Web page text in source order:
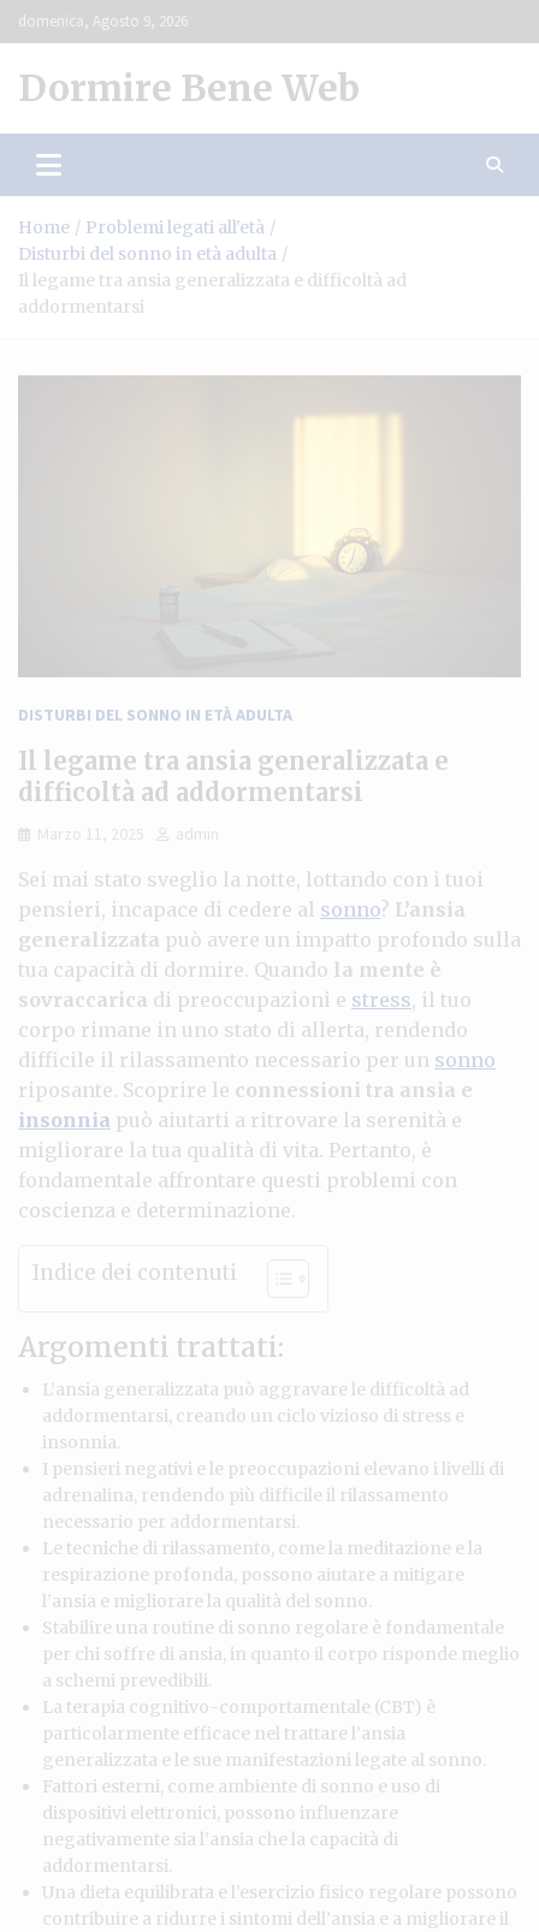
Skip
to
domenica, Agosto 9, 2026
Dormire Bene Web
Home
Problemi legati all'età
Disturbi del sonno in età adulta
Il legame tra ansia generalizzata e difficoltà ad
addormentarsi
DISTURBI DEL SONNO IN ETÀ ADULTA
Il legame tra ansia generalizzata e
difficoltà ad addormentarsi
Marzo 11, 2025 admin
Sei mai stato sveglio la notte, lottando con i tuoi
pensieri, incapace di cedere al sonno? L’ansia
generalizzata può avere un impatto profondo sulla
tua capacità di dormire. Quando la mente è
sovraccarica di preoccupazioni e stress, il tuo
corpo rimane in uno stato di allerta, rendendo
difficile il rilassamento necessario per un sonno
riposante. Scoprire le connessioni tra ansia e
insonnia può aiutarti a ritrovare la serenità e
migliorare la tua qualità di vita. Pertanto, è
fondamentale affrontare questi problemi con
coscienza e determinazione.
Indice dei contenuti
Argomenti trattati:
L’ansia generalizzata può aggravare le difficoltà ad
addormentarsi, creando un ciclo vizioso di stress e
insonnia.
I pensieri negativi e le preoccupazioni elevano i livelli di
adrenalina, rendendo più difficile il rilassamento
necessario per addormentarsi.
Le tecniche di rilassamento, come la meditazione e la
respirazione profonda, possono aiutare a mitigare
l’ansia e migliorare la qualità del sonno.
Stabilire una routine di sonno regolare è fondamentale
per chi soffre di ansia, in quanto il corpo risponde meglio
a schemi prevedibili.
La terapia cognitivo-comportamentale (CBT) è
particolarmente efficace nel trattare l’ansia
generalizzata e le sue manifestazioni legate al sonno.
Fattori esterni, come ambiente di sonno e uso di
dispositivi elettronici, possono influenzare
negativamente sia l’ansia che la capacità di
addormentarsi.
Una dieta equilibrata e l’esercizio fisico regolare possono
contribuire a ridurre i sintomi dell’ansia e a migliorare il